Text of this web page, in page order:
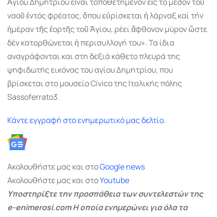
ναοῦ ἐντός φρέατος, ὅπου εὑρίσκεται ἡ λάρναξ καί τήν
ἡµέραν τῆς ἑορτῆς τοῦ Ἁγίου, ρέει ἄφθονον µύρον ὥστε
δέν κατορθώνεται ἡ περισυλλογή του». Τα ίδια
αναγράφονται και στη δεξιά κάθετο πλευρά της
ψηφιδωτής εικόνας του αγίου Δηµητρίου, που
βρίσκεται στο µουσείο Civico της Ιταλικής πόλης
Sassoferrato3.
Κάντε εγγραφή στο ενημερωτικό μας δελτίο.
Ακολουθήστε μας και στοGooglenews
Ακολουθήστε μας και στοYoutube
Υποστηρίξτε την προσπάθεια των συντελεστών της
e-enimerosi.com Η οποία ενημερώνει για όλα τα